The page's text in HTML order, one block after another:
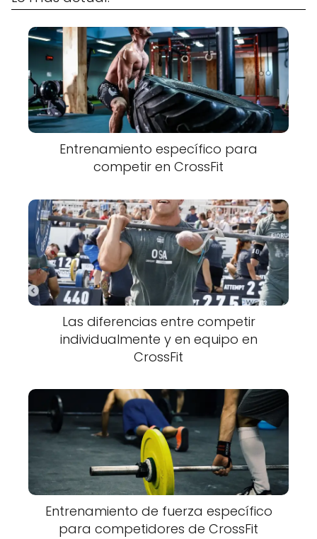
Entrenamiento específico para
competir en CrossFit
Las diferencias entre competir
individualmente y en equipo en
CrossFit
Entrenamiento de fuerza específico
para competidores de CrossFit